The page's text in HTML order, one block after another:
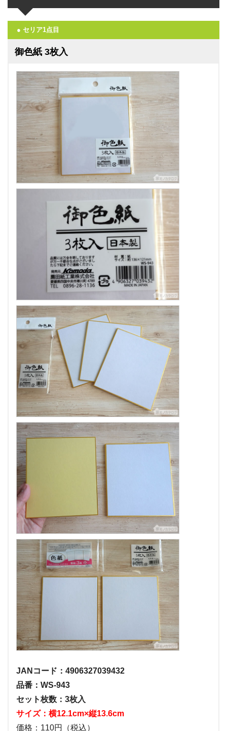
● セリア1点目
御色紙 3枚入
JANコード：4906327039432
品番：WS-943
セット枚数：3枚入
サイズ：横12.1cm×縦13.6cm
価格：110円（税込）